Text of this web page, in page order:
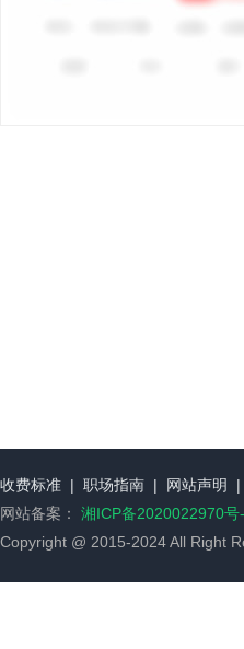
收费标准 | 职场指南 | 网站声明 |
网站备案： 湘ICP备2020022970号
Copyright @ 2015-2024 All Right